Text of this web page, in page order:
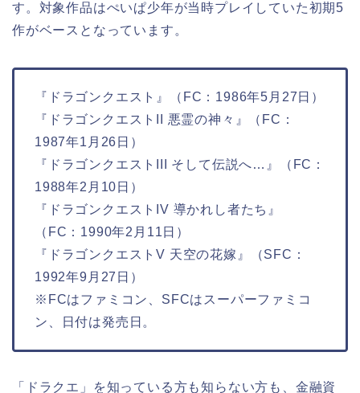
す。対象作品はぺいぱ少年が当時プレイしていた初期5
作がベースとなっています。
『ドラゴンクエスト』（FC：1986年5月27日）
『ドラゴンクエストII 悪霊の神々』（FC：
1987年1月26日）
『ドラゴンクエストIII そして伝説へ…』（FC：
1988年2月10日）
『ドラゴンクエストIV 導かれし者たち』
（FC：1990年2月11日）
『ドラゴンクエストV 天空の花嫁』（SFC：
1992年9月27日）
※FCはファミコン、SFCはスーパーファミコ
ン、日付は発売日。
「ドラクエ」を知っている方も知らない方も、金融資